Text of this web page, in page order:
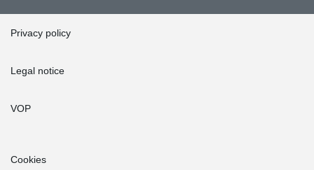
Privacy policy
Legal notice
VOP
Cookies